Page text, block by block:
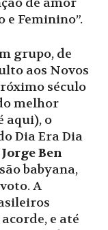
e Feminino”.
grupo, de
aos Novos
século
melhor
aqui), o
Dia Era Dia
Jorge Ben
babyana,
A
e até